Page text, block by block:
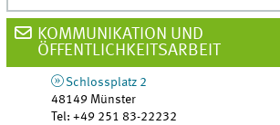
KOMMUNIKATION UND
ÖFFENTLICHKEITSARBEIT
Schlossplatz 2
48149 Münster
Tel:+49 251 83-22232